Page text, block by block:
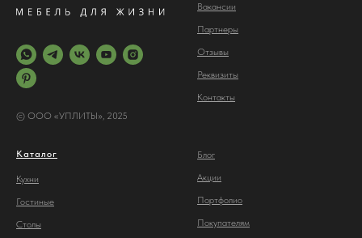
© ООО «УПЛИТЫ», 2025
Вакансии
Партнеры
Отзывы
Реквизиты
Контакты
Каталог
Кухни
Гостиные
Столы
Блог
Акции
Портфолио
Покупателям